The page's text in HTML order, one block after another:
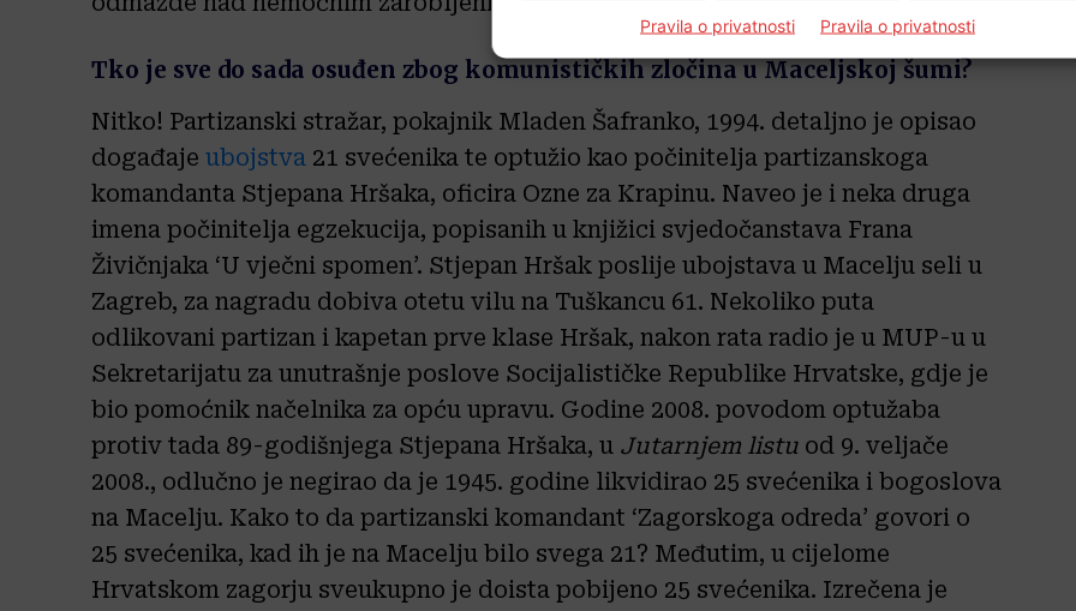
Pravila o privatnosti Pravila o privatnosti
Tko je sve do sada osuđen zbog komunističkih zločina u Maceljskoj šumi?
Nitko! Partizanski stražar, pokajnik Mladen Šafranko, 1994. detaljno je opisao
događaje ubojstva 21 svećenika te optužio kao počinitelja partizanskoga
komandanta Stjepana Hršaka, oficira Ozne za Krapinu. Naveo je i neka druga
imena počinitelja egzekucija, popisanih u knjižici svjedočanstava Frana
Živičnjaka ‘U vječni spomen’. Stjepan Hršak poslije ubojstava u Macelju seli u
Zagreb, za nagradu dobiva otetu vilu na Tuškancu 61. Nekoliko puta
odlikovani partizan i kapetan prve klase Hršak, nakon rata radio je u MUP-u u
Sekretarijatu za unutrašnje poslove Socijalističke Republike Hrvatske, gdje je
bio pomoćnik načelnika za opću upravu. Godine 2008. povodom optužaba
protiv tada 89-godišnjega Stjepana Hršaka, u Jutarnjem listu od 9. veljače
2008., odlučno je negirao da je 1945. godine likvidirao 25 svećenika i bogoslova
na Macelju. Kako to da partizanski komandant ‘Zagorskoga odreda’ govori o
25 svećenika, kad ih je na Macelju bilo svega 21? Međutim, u cijelome
Hrvatskom zagorju sveukupno je doista pobijeno 25 svećenika. Izrečena je